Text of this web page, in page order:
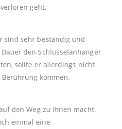
geht.
sind sehr beständig und
den Schlüsselanhänger
sollte er allerdings nicht
kommen.
den Weg zu Ihnen macht,
einmal eine